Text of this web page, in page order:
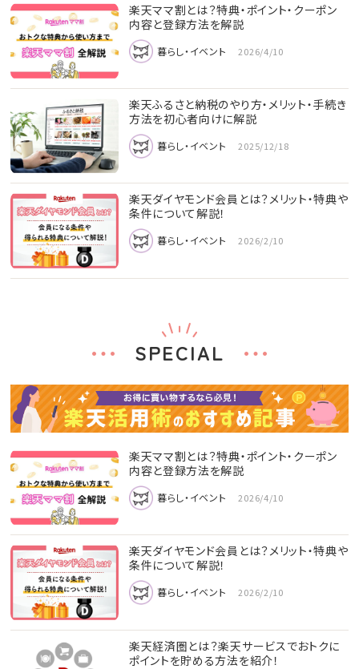
楽天ママ割とは？特典・ポイント・クーポン
内容と登録方法を解説
暮らし・イベント 2026/4/10
楽天ふるさと納税のやり方・メリット・手続き
方法を初心者向けに解説
暮らし・イベント 2025/12/18
楽天ダイヤモンド会員とは？メリット・特典や
条件について解説！
暮らし・イベント 2026/2/10
SPECIAL
楽天ママ割とは？特典・ポイント・クーポン
内容と登録方法を解説
暮らし・イベント 2026/4/10
楽天ダイヤモンド会員とは？メリット・特典や
条件について解説！
暮らし・イベント 2026/2/10
楽天経済圏とは？楽天サービスでおトクに
ポイントを貯める方法を紹介！